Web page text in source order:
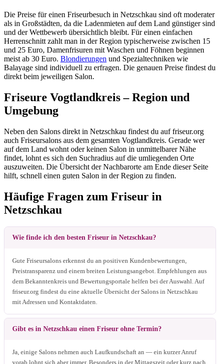
Die Preise für einen Friseurbesuch in Netzschkau sind oft moderater
als in Großstädten, da die Ladenmieten auf dem Land günstiger sind
und der Wettbewerb übersichtlich bleibt. Für einen einfachen
Herrenschnitt zahlt man in der Region typischerweise zwischen 15
und 25 Euro, Damenfrisuren mit Waschen und Föhnen beginnen
meist ab 30 Euro. Blondierungen und Spezialtechniken wie
Balayage sind individuell zu erfragen. Die genauen Preise findest du
direkt beim jeweiligen Salon.
Friseure Vogtlandkreis – Region und
Umgebung
Neben den Salons direkt in Netzschkau findest du auf friseur.org
auch Friseursalons aus dem gesamten Vogtlandkreis. Gerade wer
auf dem Land wohnt oder keinen Salon in unmittelbarer Nähe
findet, lohnt es sich den Suchradius auf die umliegenden Orte
auszuweiten. Die Übersicht der Nachbarorte am Ende dieser Seite
hilft, schnell einen guten Salon in der Region zu finden.
Häufige Fragen zum Friseur in
Netzschkau
Wie finde ich den besten Friseur in Netzschkau?
Gute Friseursalons erkennst du an positiven Kundenbewertungen,
Preistransparenz und einem breiten Leistungsangebot. Empfehlungen aus
dem Bekanntenkreis und Bewertungsportale helfen bei der Auswahl. Auf
friseur.org findest du eine aktuelle Übersicht der Salons in Netzschkau
mit Adressen und Kontaktdaten.
Gibt es in Netzschkau einen Friseur ohne Termin?
Ja, einige Salons nehmen auch Laufkundschaft an — ein kurzer Anruf
vorab lohnt sich aber immer. Besonders in der Mittagszeit oder kurz nach